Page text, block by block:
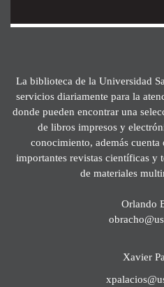
La biblioteca de la Universidad
servicios diariamente para la
donde pueden encontrar una
de libros impresos y
conocimiento, además cuenta
importantes revistas científicas y
de materiales
Orlando
Xavier